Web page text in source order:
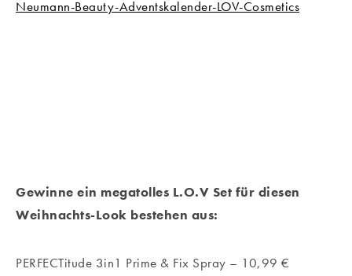
Gewinne ein megatolles L.O.V Set für diesen
Weihnachts-Look bestehen aus:
PERFECTitude 3in1 Prime & Fix Spray – 10,99 €